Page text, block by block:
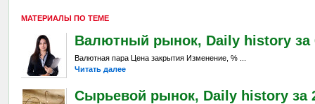
МАТЕРИАЛЫ ПО ТЕМЕ
Валютный рынок, Daily history за
Валютная пара Цена закрытия Изменение, % ...
Читать далее
Сырьевой рынок, Daily history за